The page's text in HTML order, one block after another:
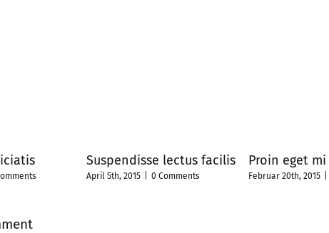
Suspendisse lectus facilis
April 5th, 2015 0 Comments
Proin eget
Februar 20th, 2015